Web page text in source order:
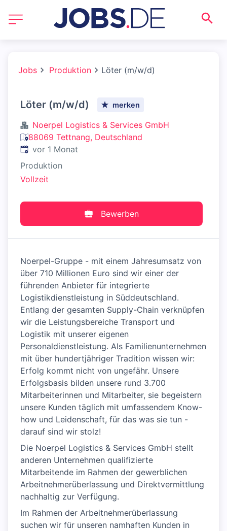
Jobs Produktion Löter (m/w/d)
Löter (m/w/d) merken
Noerpel Logistics & Services GmbH
88069 Tettnang, Deutschland
Veröffentlicht:
vor 1 Monat
Produktion
Vollzeit
Bewerben
Noerpel-Gruppe - mit einem Jahresumsatz von
über 710 Millionen Euro sind wir einer der
führenden Anbieter für integrierte
Logistikdienstleistung in Süddeutschland.
Entlang der gesamten Supply-Chain verknüpfen
wir die Leistungsbereiche Transport und
Logistik mit unserer eigenen
Personaldienstleistung. Als Familienunternehmen
mit über hundertjähriger Tradition wissen wir:
Erfolg kommt nicht von ungefähr. Unsere
Erfolgsbasis bilden unsere rund 3.700
Mitarbeiterinnen und Mitarbeiter, sie begeistern
unsere Kunden täglich mit umfassendem Know-
how und Leidenschaft, für das was sie tun -
darauf sind wir stolz!
Die Noerpel Logistics & Services GmbH stellt
anderen Unternehmen qualifizierte
Mitarbeitende im Rahmen der gewerblichen
Arbeitnehmerüberlassung und Direktvermittlung
nachhaltig zur Verfügung.
Im Rahmen der Arbeitnehmerüberlassung
suchen wir für unseren namhaften Kunden in